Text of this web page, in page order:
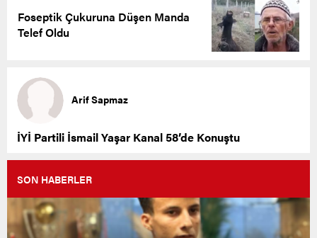
Foseptik Çukuruna Düşen Manda
Telef Oldu
Arif Sapmaz
İYİ Partili İsmail Yaşar Kanal 58’de Konuştu
SON HABERLER